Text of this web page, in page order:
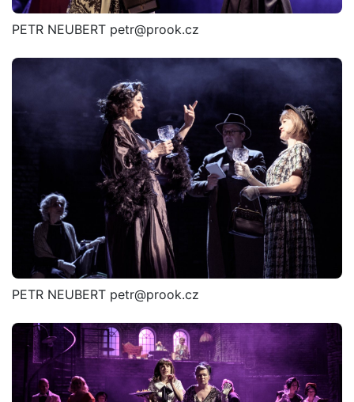
PETR NEUBERT petr@prook.cz
PETR NEUBERT petr@prook.cz